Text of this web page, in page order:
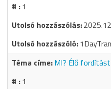
1
MI? Élő
1